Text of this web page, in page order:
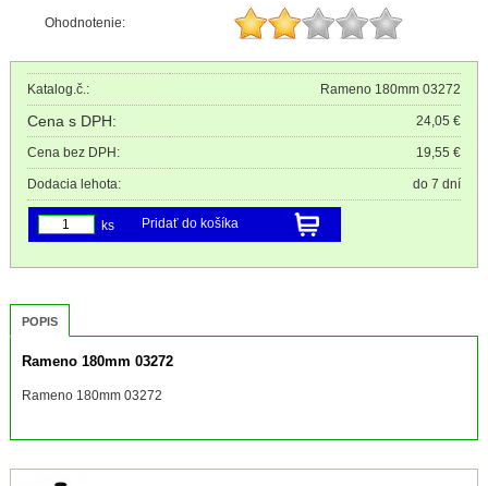
Ohodnotenie:
Katalog.č.: Rameno 180mm 03272
Cena s DPH: 24,05 €
Cena bez DPH: 19,55 €
Dodacia lehota: do 7 dní
Pridať do košíka
ks
POPIS
Rameno 180mm 03272
Rameno 180mm 03272